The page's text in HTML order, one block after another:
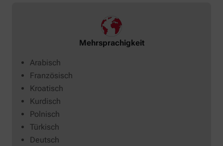
Mehrsprachigkeit
Arabisch
Französisch
Kroatisch
Kurdisch
Polnisch
Türkisch
Deutsch